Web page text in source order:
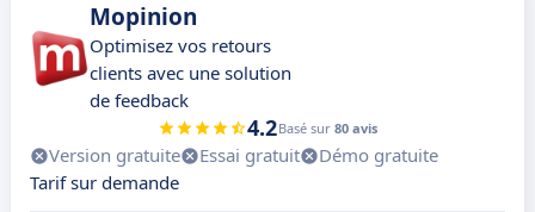
Mopinion
Optimisez vos retours
clients avec une solution
de feedback
4.2Basé sur 80 avis
Version gratuite Essai gratuit
Démo gratuite
Tarif sur demande